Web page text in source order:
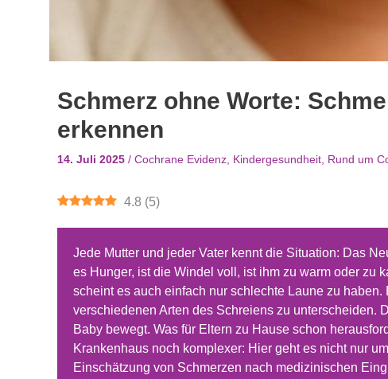
Schmerz ohne Worte:
erkennen
14. Juli 2025 / Cochrane Evidenz, Kindergesundheit, Rund um
4.8 (5)
Jede Mutter und jeder Vater kennt die Situation: Das
es Hunger, ist die Windel voll, ist ihm zu warm oder zu
scheint es auch einfach nur schlechte Laune zu
verschiedenen Arten des Schreiens zu unterscheiden.
Baby bewegt. Was für Eltern zu Hause schon
Krankenhaus noch komplexer: Hier geht es nicht nur
Einschätzung von Schmerzen nach medizinischen